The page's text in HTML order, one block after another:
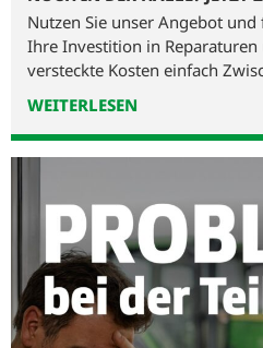
Nutzen Sie unser Angebot
Ihre Investition in Reparaturen
versteckte Kosten einfach
WEITERLESEN